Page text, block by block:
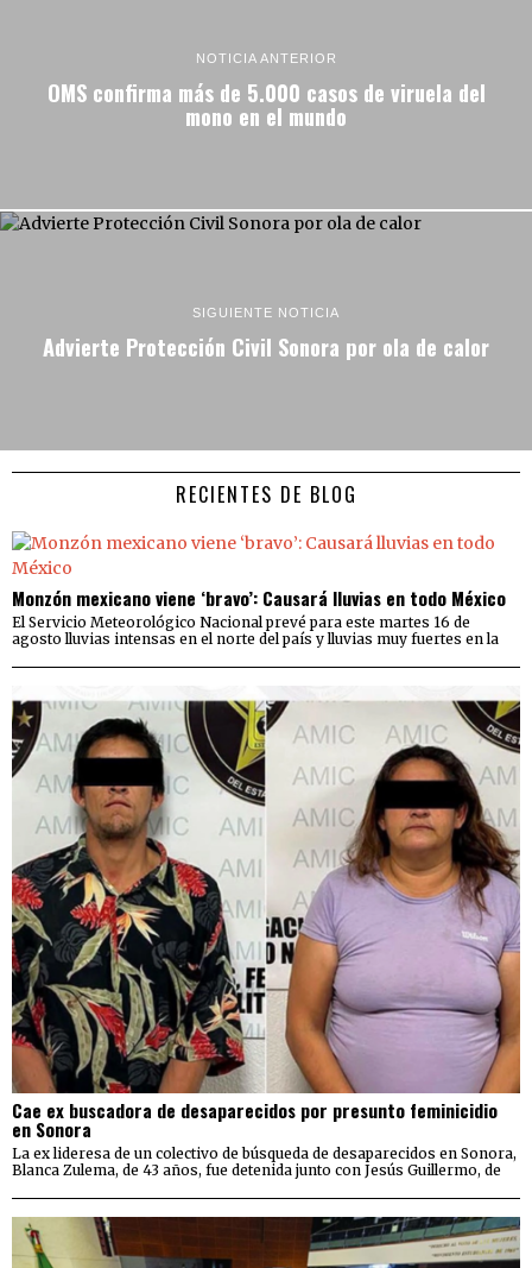
NOTICIA ANTERIOR
OMS confirma más de 5.000 casos de viruela del
mono en el mundo
SIGUIENTE NOTICIA
Advierte Protección Civil Sonora por ola de calor
RECIENTES DE BLOG
Monzón mexicano viene ‘bravo’: Causará lluvias en todo México
El Servicio Meteorológico Nacional prevé para este martes 16 de
agosto lluvias intensas en el norte del país y lluvias muy fuertes en la
Cae ex buscadora de desaparecidos por presunto feminicidio
en Sonora
La ex lideresa de un colectivo de búsqueda de desaparecidos en Sonora,
Blanca Zulema, de 43 años, fue detenida junto con Jesús Guillermo, de